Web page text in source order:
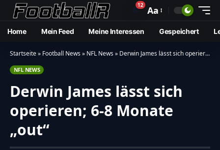
🔔12 Aa
Home Mein Feed Meine Interessen Gespeichert
Startseite» Football News» NFL News» Derwin James lässt sich operieren; 6-8 Monate “out”
NFL NEWS
Derwin James lässt sich
operieren; 6-8 Monate
„out“